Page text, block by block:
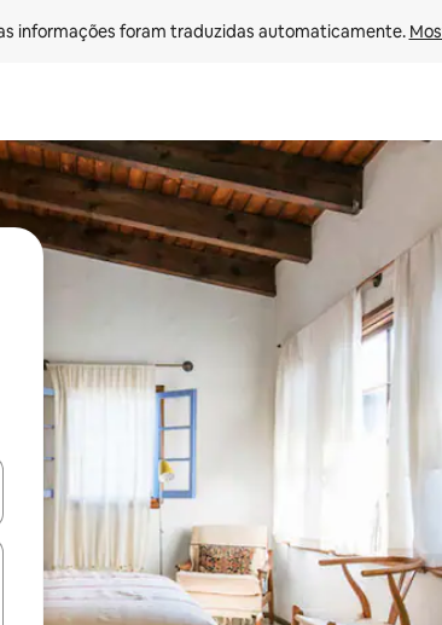
informações foram traduzidas automaticamente.
usando as seta para cima e para baixo do teclado